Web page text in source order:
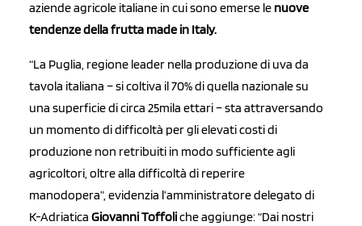
aziende agricole italiane in cui sono emerse le nuove
tendenze della frutta made in Italy.
“La Puglia, regione leader nella produzione di uva da
tavola italiana – si coltiva il 70% di quella nazionale su
una superficie di circa 25mila ettari – sta attraversando
un momento di difficoltà per gli elevati costi di
produzione non retribuiti in modo sufficiente agli
agricoltori, oltre alla difficoltà di reperire
manodopera”, evidenzia l’amministratore delegato di
K-Adriatica Giovanni Toffoliche aggiunge: “Dai nostri